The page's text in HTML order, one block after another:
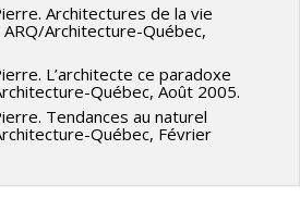
Architectures de la vie
Architecture-Québec,
L’architecte ce paradoxe
Québec, Août 2005.
Tendances au naturel
Québec, Février